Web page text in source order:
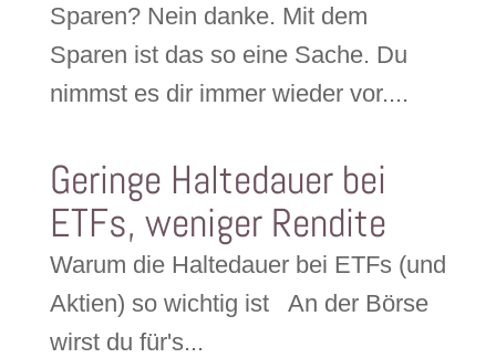
Sparen? Nein danke. Mit dem
Sparen ist das so eine Sache. Du
nimmst es dir immer wieder vor....
Geringe Haltedauer bei
ETFs, weniger Rendite
Warum die Haltedauer bei ETFs (und
Aktien) so wichtig ist An der Börse
wirst du für's...